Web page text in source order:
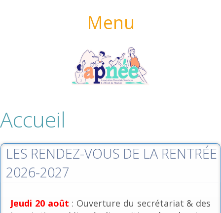
Menu
Accueil
LES RENDEZ-VOUS DE LA RENTRÉE
2026-2027
Jeudi 20 août : Ouverture du secrétariat & des